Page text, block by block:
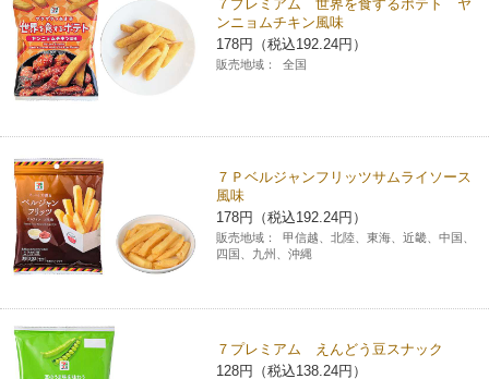
７プレミアム 世界を食するポテト ヤ
ンニョムチキン風味
178円（税込192.24円）
販売地域： 全国
７Ｐベルジャンフリッツサムライソース
風味
178円（税込192.24円）
販売地域：
甲信越、北陸、東海、近畿、中国、
四国、九州、沖縄
７プレミアム えんどう豆スナック
128円（税込138.24円）